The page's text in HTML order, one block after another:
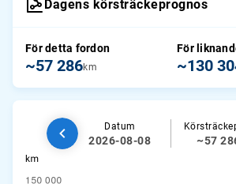
Dagens körsträckeprognos
För detta fordon
~57 286km
För
~130
Datum
2026-08-08 ~57